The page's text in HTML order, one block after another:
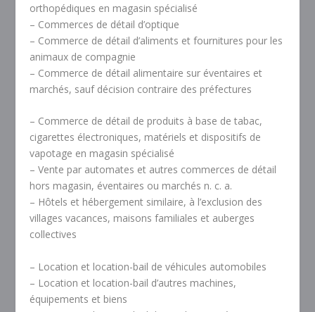
orthopédiques en magasin spécialisé
– Commerces de détail d’optique
– Commerce de détail d’aliments et fournitures pour les
animaux de compagnie
– Commerce de détail alimentaire sur éventaires et
marchés, sauf décision contraire des préfectures
– Commerce de détail de produits à base de tabac,
cigarettes électroniques, matériels et dispositifs de
vapotage en magasin spécialisé
– Vente par automates et autres commerces de détail
hors magasin, éventaires ou marchés n. c. a.
– Hôtels et hébergement similaire, à l’exclusion des
villages vacances, maisons familiales et auberges
collectives
– Location et location-bail de véhicules automobiles
– Location et location-bail d’autres machines,
équipements et biens